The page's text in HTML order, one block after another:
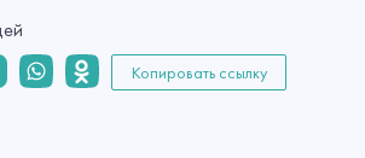
Копировать ссылку